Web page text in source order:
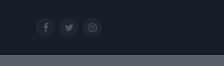
FacebookTwitterInstagram